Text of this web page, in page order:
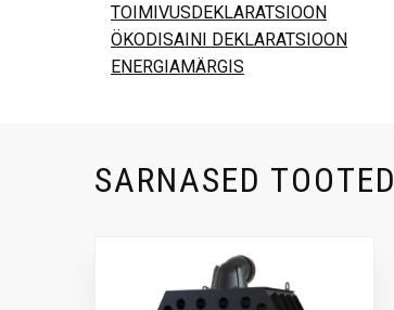
TOIMIVUSDEKLARATSIOON
ÖKODISAINI DEKLARATSIOON
ENERGIAMÄRGIS
SARNASED TOOTED